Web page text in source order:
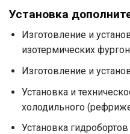
Установка
Изготовление и
изотермических
Изготовление и
Установка и
холодильного
Установка